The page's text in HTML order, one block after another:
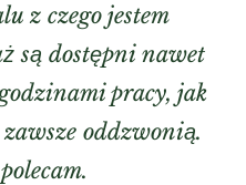
z czego jestem
są dostępni nawet
pracy, jak
oddzwonią.